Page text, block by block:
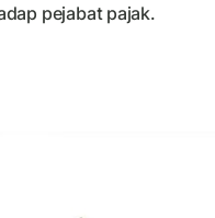
pejabat pajak.